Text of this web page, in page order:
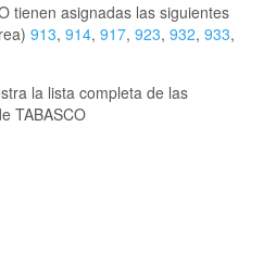
tienen asignadas las siguientes
913, 914, 917, 923, 932, 933,
la lista completa de las
TABASCO